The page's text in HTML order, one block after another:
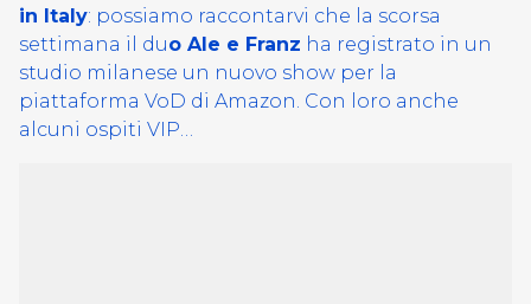
in Italy: possiamo raccontarvi che la scorsa
settimana il duo Ale e Franz ha registrato in un
studio milanese un nuovo show per la
piattaforma VoD di Amazon. Con loro anche
alcuni ospiti VIP…